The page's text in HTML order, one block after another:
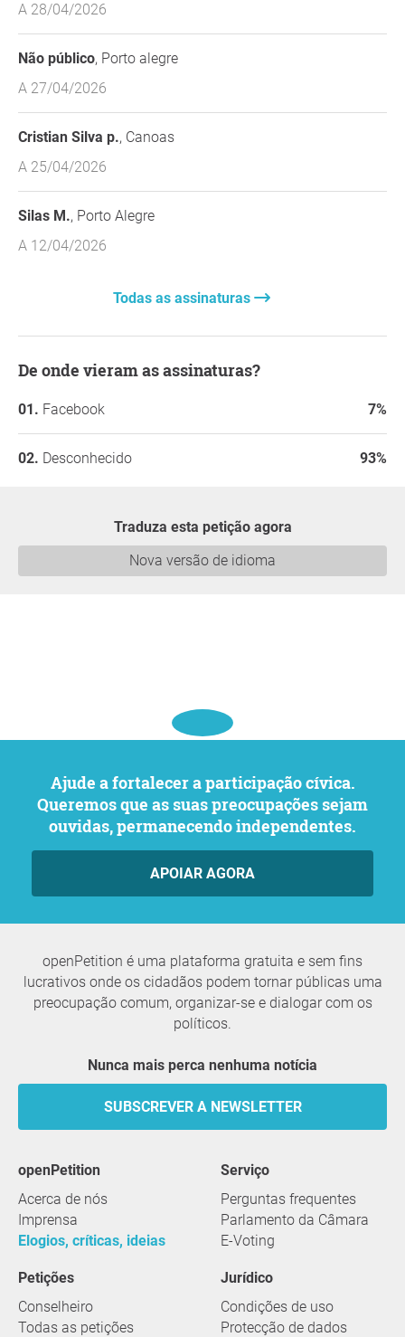
A 28/04/2026
Não público, Porto alegre
A 27/04/2026
Cristian Silva p., Canoas
A 25/04/2026
Silas M., Porto Alegre
A 12/04/2026
Todas as assinaturas
De onde vieram as assinaturas?
Facebook 7%
Desconhecido 93%
Traduza esta petição agora
Nova versão de idioma
Ajude a fortalecer a participação cívica.
Queremos que as suas preocupações sejam
ouvidas, permanecendo independentes.
APOIAR AGORA
openPetition é uma plataforma gratuita e sem fins
lucrativos onde os cidadãos podem tornar públicas uma
preocupação comum, organizar-se e dialogar com os
políticos.
Nunca mais perca nenhuma notícia
SUBSCREVER A NEWSLETTER
openPetition
Acerca de nós
Imprensa
Elogios, críticas, ideias
serviço
Perguntas frequentes
Parlamento da Câmara
E-Voting
Petições
Conselheiro
Todas as petições
Jurídico
Condições de uso
Protecção de dados